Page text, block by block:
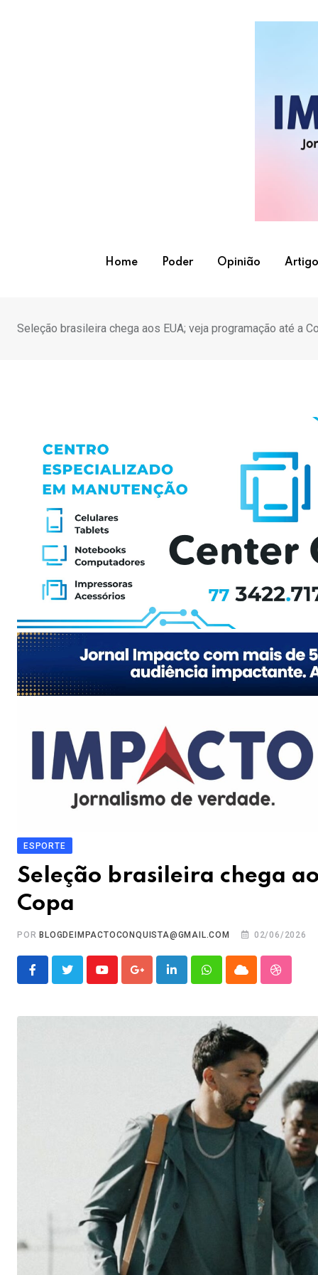
Home Poder Opinião
Seleção brasileira chega aos EUA; veja programação até a
ESPORTE
Seleção brasileira chega
Copa
POR BLOGDEIMPACTOCONQUISTA@GMAIL.COM 02/06/2026
YoutubeGoogle+LinkedInWhatsappCloud